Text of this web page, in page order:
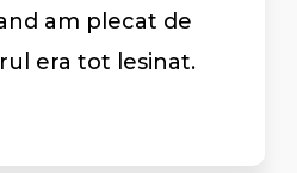
am plecat de
era tot lesinat.